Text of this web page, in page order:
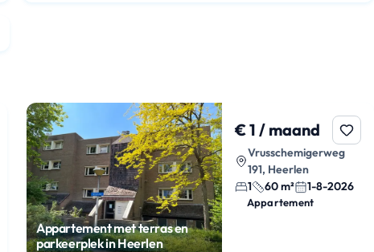
Appartement met terras en
parkeerplek in Heerlen
€ 1 / maand
Vrusschemigerweg
191, Heerlen
1
60 m² 1-8-2026
Appartement